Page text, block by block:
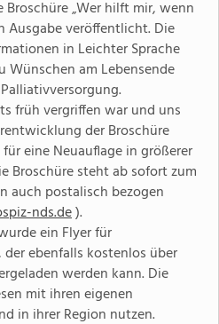
Broschüre „Wer hilft mir, wenn
Ausgabe veröffentlicht. Die
in Leichter Sprache
Wünschen am Lebensende
früh vergriffen war und uns
der Broschüre
eine Neuauflage in größerer
Broschüre steht ab sofort zum
auch postalisch bezogen
nds.de).
ein Flyer für
ebenfalls kostenlos über
werden kann. Die
mit ihren eigenen
in ihrer Region nutzen.